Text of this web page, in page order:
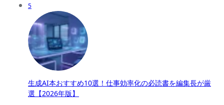
5
生成AI本おすすめ10選！仕事効率化の必読書を編集長が厳
選【2026年版】